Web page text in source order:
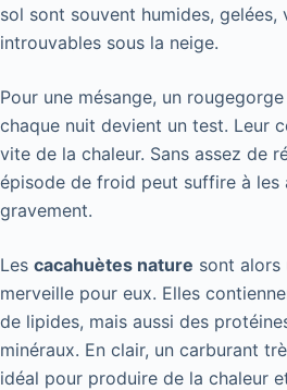
sol sont souvent humides, gelées,
introuvables sous la neige.
Pour une mésange, un
chaque nuit devient un test. Leur
vite de la chaleur. Sans assez de
épisode de froid peut suffire à les
gravement.
Les cacahuètes nature sont alors
merveille pour eux. Elles
de lipides, mais aussi des
minéraux. En clair, un carburant
idéal pour produire de la chaleur